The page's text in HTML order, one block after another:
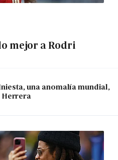
mejor a Rodri
una anomalía mundial,
Herrera